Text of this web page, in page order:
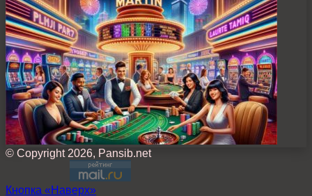
© Copyright 2026, Pansib.net
Кнопка «Наверх»